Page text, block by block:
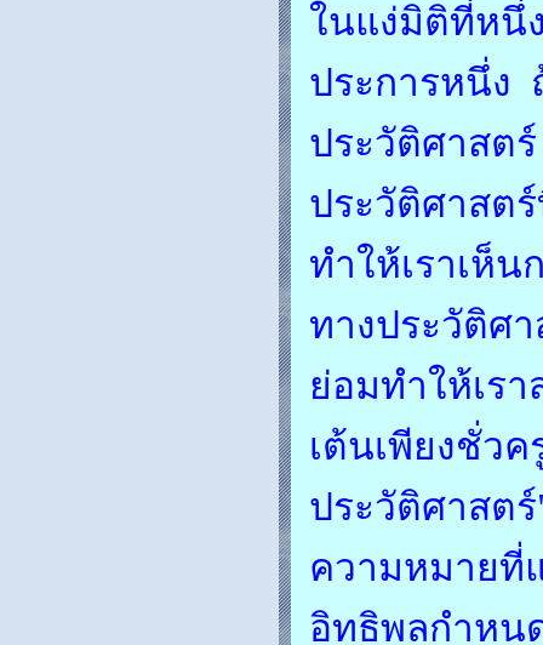
ในแง่มิติที่หนึ่
ประการหนึ่ง
ประวัติศาสต
ประวัติศาสต
ทำให้เราเห็
ทางประวัติศ
ย่อมทำให้เร
เต้นเพียงชั่ว
ประวัติศาสต
ความหมายที่
อิทธิพลกำหน